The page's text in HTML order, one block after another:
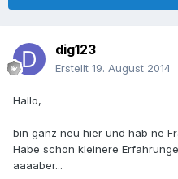
dig123
Erstellt 19. August 2014
Hallo,
bin ganz neu hier und hab ne
Habe schon kleinere
aaaaber...